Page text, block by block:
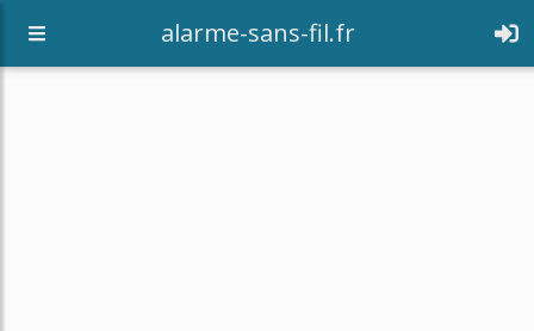
alarme-sans-fil.fr